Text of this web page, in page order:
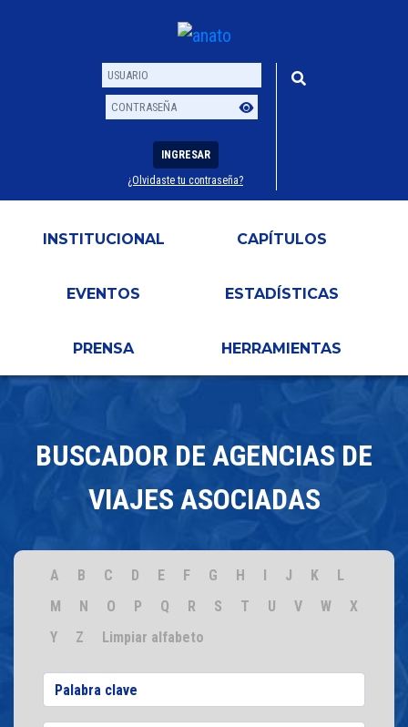
Usuario
Contraseña
INGRESAR
¿Olvidaste tu contraseña?
INSTITUCIONAL CAPÍTULOS
EVENTOS ESTADÍSTICAS
PRENSA HERRAMIENTAS
BUSCADOR DE AGENCIAS DE
VIAJES ASOCIADAS
A B C D E F G H J K
L
M
N O P Q R S T U V W
X
Y
Z Limpiar alfabeto